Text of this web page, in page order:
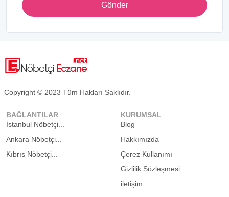
Gönder
Copyright © 2023 Tüm Hakları Saklıdır.
BAĞLANTILAR
İstanbul Nöbetçi...
Ankara Nöbetçi...
Kıbrıs Nöbetçi...
KURUMSAL
Blog
Hakkımızda
Çerez Kullanımı
Gizlilik Sözleşmesi
iletişim